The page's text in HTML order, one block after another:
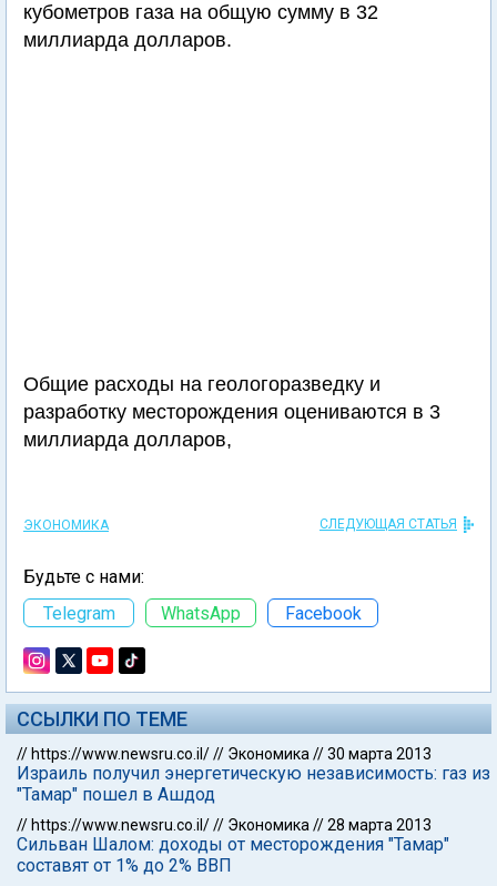
кубометров газа на общую сумму в 32
миллиарда долларов.
Общие расходы на геологоразведку и
разработку месторождения оцениваются в 3
миллиарда долларов,
ЭКОНОМИКА СЛЕДУЮЩАЯ СТАТЬЯ
Будьте с нами:
Telegram
WhatsApp Facebook
ССЫЛКИ ПО ТЕМЕ
// https://www.newsru.co.il/// Экономика //30 марта 2013
Израиль получил энергетическую независимость: газ из
"Тамар" пошел в Ашдод
// https://www.newsru.co.il/// Экономика //28 марта 2013
Сильван Шалом: доходы от месторождения "Тамар"
составят от 1% до 2% ВВП